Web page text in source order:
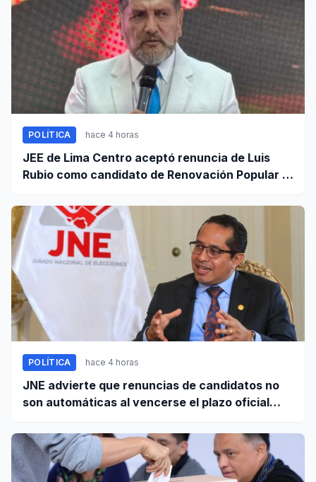
POLÍTICA hace 4 horas
JEE de Lima Centro aceptó renuncia de Luis
Rubio como candidato de Renovación Popular a
POLÍTICA hace 4 horas
JNE advierte que renuncias de candidatos no
son automáticas al vencerse el plazo oficial